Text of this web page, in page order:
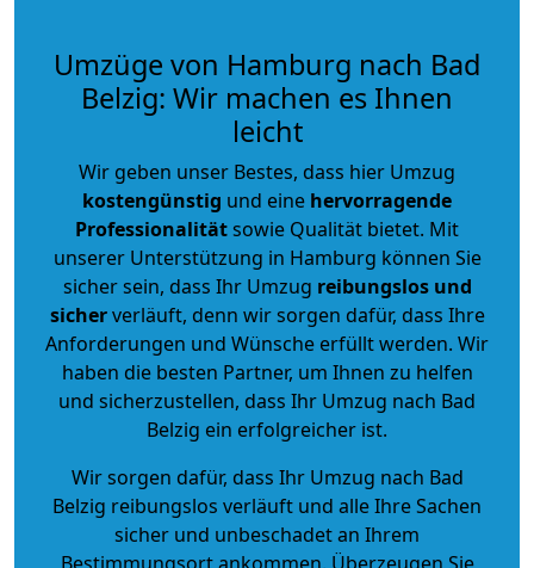
Umzüge von Hamburg nach Bad
Belzig: Wir machen es Ihnen
leicht
Wir geben unser Bestes, dass hier Umzug
kostengünstig und eine hervorragende
Professionalitätsowie Qualität bietet. Mit
unserer Unterstützung in Hamburg können Sie
sicher sein, dass Ihr Umzug reibungslos und
sicherverläuft, denn wir sorgen dafür, dass Ihre
Anforderungen und Wünsche erfüllt werden. Wir
haben die besten Partner, um Ihnen zu helfen
und sicherzustellen, dass Ihr Umzug nach Bad
Belzig ein erfolgreicher ist.
Wir sorgen dafür, dass Ihr Umzug nach Bad
Belzig reibungslos verläuft und alle Ihre Sachen
sicher und unbeschadet an Ihrem
Bestimmungsort ankommen. Überzeugen Sie